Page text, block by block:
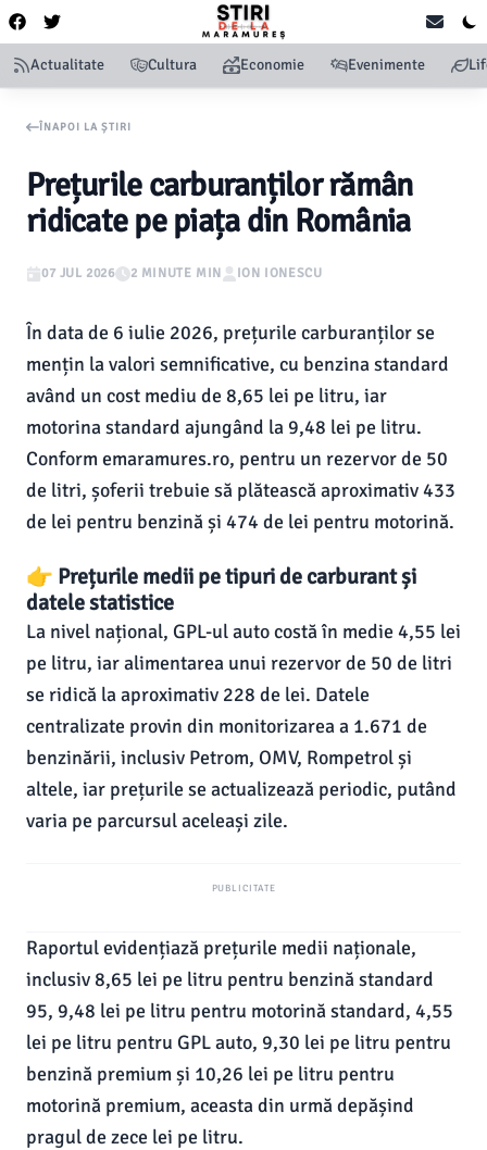
Actualitate Cultura Economie Evenimente
ÎNAPOI LA ȘTIRI
Prețurile carburanților rămân
ridicate pe piața din România
07 JUL 2026 2 MINUTE MIN ION IONESCU
În data de 6 iulie 2026, prețurile carburanților se
mențin la valori semnificative, cu benzina standard
având un cost mediu de 8,65 lei pe litru, iar
motorina standard ajungând la 9,48 lei pe litru.
Conform emaramures.ro, pentru un rezervor de 50
de litri, șoferii trebuie să plătească aproximativ 433
de lei pentru benzină și 474 de lei pentru motorină.
👉 Prețurile medii pe tipuri de carburant și
datele statistice
La nivel național, GPL-ul auto costă în medie 4,55 lei
pe litru, iar alimentarea unui rezervor de 50 de litri
se ridică la aproximativ 228 de lei. Datele
centralizate provin din monitorizarea a 1.671 de
benzinării, inclusiv Petrom, OMV, Rompetrol și
altele, iar prețurile se actualizează periodic, putând
varia pe parcursul aceleași zile.
PUBLICITATE
Raportul evidențiază prețurile medii naționale,
inclusiv 8,65 lei pe litru pentru benzină standard
95, 9,48 lei pe litru pentru motorină standard, 4,55
lei pe litru pentru GPL auto, 9,30 lei pe litru pentru
benzină premium și 10,26 lei pe litru pentru
motorină premium, aceasta din urmă depășind
pragul de zece lei pe litru.